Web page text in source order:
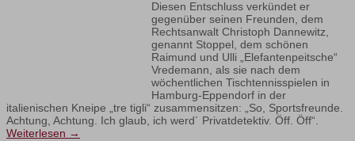
Diesen Entschluss verkündet er
gegenüber seinen Freunden, dem
Rechtsanwalt Christoph Dannewitz,
genannt Stoppel, dem schönen
Raimund und Ulli „Elefantenpeitsche“
Vredemann, als sie nach dem
wöchentlichen Tischtennisspielen in
Hamburg-Eppendorf in der
italienischen Kneipe „tre tigli“ zusammensitzen: „So, Sportsfreunde.
Achtung, Achtung. Ich glaub, ich werd´ Privatdetektiv. Öff. Öff“.
Weiterlesen →